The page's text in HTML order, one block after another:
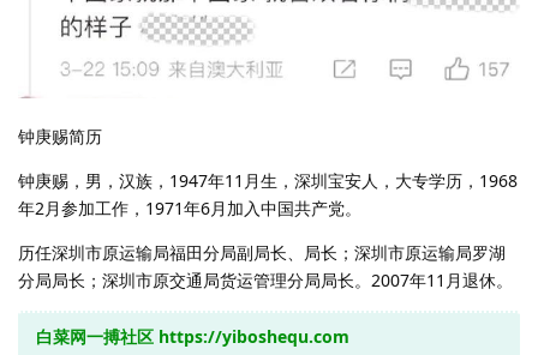
钟庚赐简历
钟庚赐，男，汉族，1947年11月生，深圳宝安人，大专学历，1968
年2月参加工作，1971年6月加入中国共产党。
历任深圳市原运输局福田分局副局长、局长；深圳市原运输局罗湖
分局局长；深圳市原交通局货运管理分局局长。2007年11月退休。
白菜网一搏社区 https://yiboshequ.com